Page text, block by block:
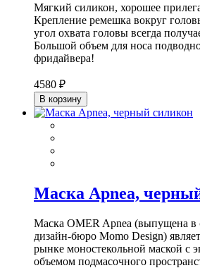
Мягкий силикон, хорошее
Крепление ремешка вокруг
угол охвата головы всегда
Большой объем для носа
фридайвера!
4580 ₽
В корзину
Маска Apnea,
Маска OMER Apnea (выпущена в
дизайн-бюро Momo Design)
рынке моностекольной маской с
объемом подмасочного